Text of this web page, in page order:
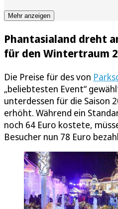
Mehr anzeigen
Phantasialand dreht
für den Wintertraum
Die Preise für des von
„beliebtesten Event“
unterdessen für die Saison
erhöht. Während ein
noch 64 Euro kostete,
Besucher nun 78 Euro